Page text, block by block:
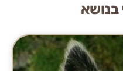
בנושא